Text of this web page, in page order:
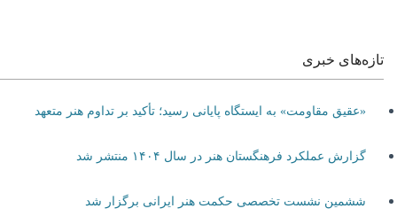
تازه‌های خبری
«عقیق مقاومت» به ایستگاه پایانی رسید؛ تأکید بر تداوم هنر متعهد
گزارش عملکرد فرهنگستان هنر در سال ۱۴۰۴ منتشر شد
ششمین نشست تخصصی حکمت هنر ایرانی برگزار شد